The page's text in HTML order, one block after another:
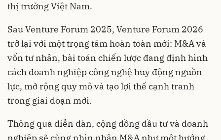
thị trường Việt Nam.
Sau Venture Forum 2025, Venture Forum 2026
trở lại với một trọng tâm hoàn toàn mới: M&A và
vốn tư nhân, bài toán chiến lược đang định hình
cách doanh nghiệp công nghệ huy động nguồn
lực, mở rộng quy mô và tạo lợi thế cạnh tranh
trong giai đoạn mới.
Thông qua diễn đàn, cộng đồng đầu tư và doanh